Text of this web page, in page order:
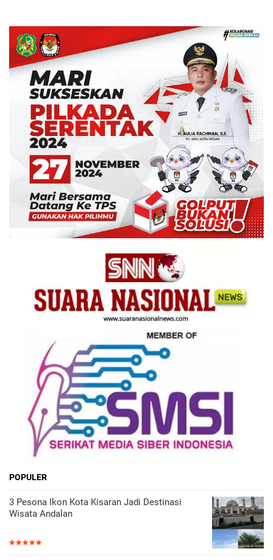
POPULER
3 Pesona Ikon Kota Kisaran Jadi Destinasi
Wisata Andalan